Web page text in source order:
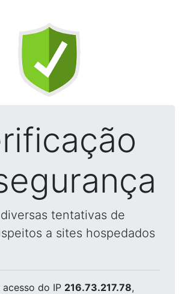
tentativas de
a sites hospedados
do IP 216.73.217.78,